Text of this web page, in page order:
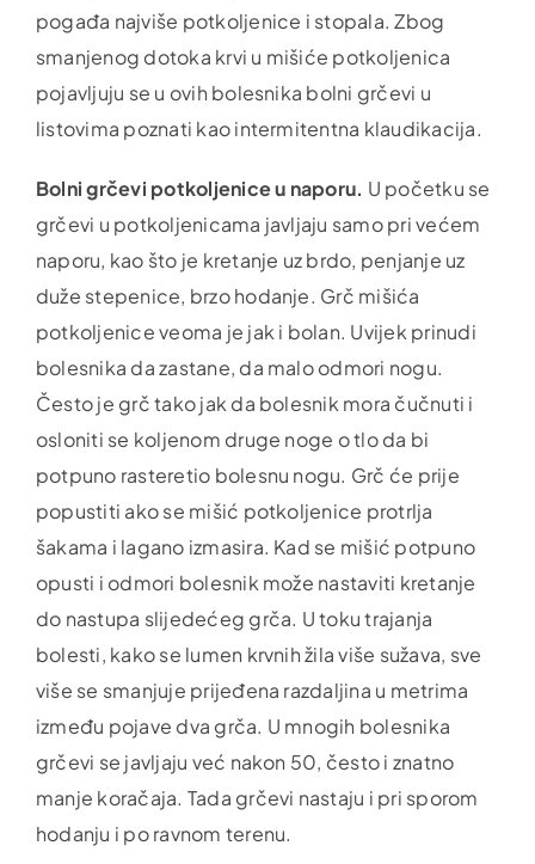
pogađa najviše potkoljenice i stopala. Zbog
smanjenog dotoka krvi u mišiće potkoljenica
pojavljuju se u ovih bolesnika bolni grčevi u
listovima poznati kao intermitentna klaudikacija.
Bolni grčevi potkoljenice u naporu. U početku se
grčevi u potkoljenicama javljaju samo pri većem
naporu, kao što je kretanje uz brdo, penjanje uz
duže stepenice, brzo hodanje. Grč mišića
potkoljenice veoma je jak i bolan. Uvijek prinudi
bolesnika da zastane, da malo odmori nogu.
Često je grč tako jak da bolesnik mora čučnuti i
osloniti se koljenom druge noge o tlo da bi
potpuno rasteretio bolesnu nogu. Grč će prije
popustiti ako se mišić potkoljenice protrlja
šakama i lagano izmasira. Kad se mišić potpuno
opusti i odmori bolesnik može nastaviti kretanje
do nastupa slijedećeg grča. U toku trajanja
bolesti, kako se lumen krvnih žila više sužava, sve
više se smanjuje prijeđena razdaljina u metrima
između pojave dva grča. U mnogih bolesnika
grčevi se javljaju već nakon 50, često i znatno
manje koračaja. Tada grčevi nastaju i pri sporom
hodanju i po ravnom terenu.